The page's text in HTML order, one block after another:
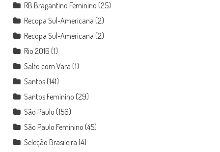
RB Bragantino Feminino (25)
Recopa Sul-Americana (2)
Recopa Sul-Americana (2)
Rio 2016 (1)
Salto com Vara (1)
Santos(141)
Santos Feminino (29)
São Paulo (156)
São Paulo Feminino (45)
Seleção Brasileira (4)